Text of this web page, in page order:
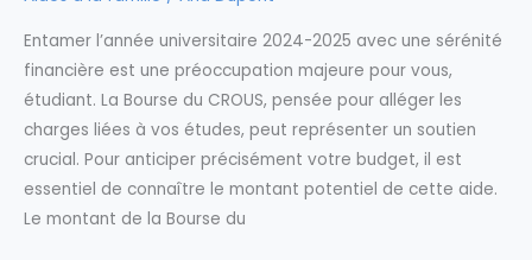
Entamer l’année universitaire 2024-2025 avec une sérénité
financière est une préoccupation majeure pour vous,
étudiant. La Bourse du CROUS, pensée pour alléger les
charges liées à vos études, peut représenter un soutien
crucial. Pour anticiper précisément votre budget, il est
essentiel de connaître le montant potentiel de cette aide.
Le montant de la Bourse du